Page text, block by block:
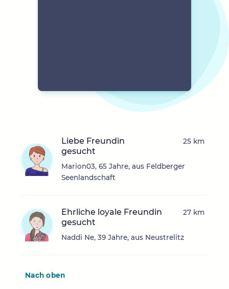
Liebe Freundin
gesucht
Marion03, 65 Jahre, aus Feldberger
Seenlandschaft
25 km
Ehrliche loyale Freundin
gesucht
Naddi Ne, 39 Jahre, aus Neustrelitz
27 km
Nach oben